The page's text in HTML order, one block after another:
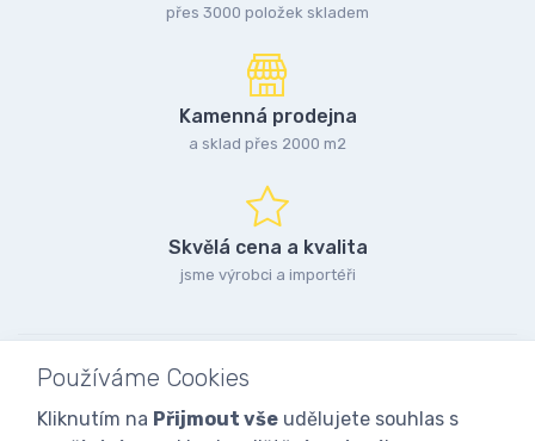
přes 3000 položek skladem
Kamenná prodejna
a sklad přes 2000 m2
Skvělá cena a kvalita
jsme výrobci a importéři
Používáme Cookies
Kliknutím na Přijmout vše udělujete souhlas s